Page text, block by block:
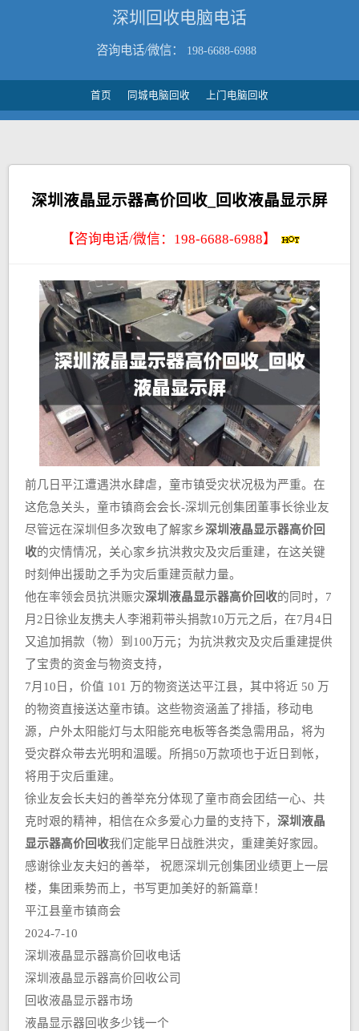
深圳回收电脑电话
咨询电话/微信： 198-6688-6988
首页 同城电脑回收 上门电脑回收
深圳液晶显示器高价回收_回收液晶显示屏
【咨询电话/微信： 198-6688-6988】
前几日平江遭遇洪水肆虐，童市镇受灾状况极为严重。在
这危急关头，童市镇商会会长-深圳元创集团董事长徐业友
尽管远在深圳但多次致电了解家乡深圳液晶显示器高价回
收的灾情情况，关心家乡抗洪救灾及灾后重建，在这关键
时刻伸出援助之手为灾后重建贡献力量。
他在率领会员抗洪赈灾深圳液晶显示器高价回收的同时，7
月2日徐业友携夫人李湘莉带头捐款10万元之后，在7月4日
又追加捐款（物）到100万元；为抗洪救灾及灾后重建提供
了宝贵的资金与物资支持，
7月10日，价值 101 万的物资送达平江县，其中将近 50 万
的物资直接送达童市镇。这些物资涵盖了排插，移动电
源，户外太阳能灯与太阳能充电板等各类急需用品，将为
受灾群众带去光明和温暖。所捐50万款项也于近日到帐，
将用于灾后重建。
徐业友会长夫妇的善举充分体现了童市商会团结一心、共
克时艰的精神，相信在众多爱心力量的支持下， 深圳液晶
显示器高价回收我们定能早日战胜洪灾，重建美好家园。
感谢徐业友夫妇的善举， 祝愿深圳元创集团业绩更上一层
楼，集团乘势而上，书写更加美好的新篇章！
平江县童市镇商会
2024-7-10
深圳液晶显示器高价回收电话
深圳液晶显示器高价回收公司
回收液晶显示器市场
液晶显示器回收多少钱一个